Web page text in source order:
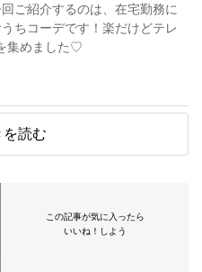
ご紹介するのは、在宅勤務に
ちコーデです！楽だけどテレ
集めました♡
を読む
この記事が気に入ったら
いいね！しよう